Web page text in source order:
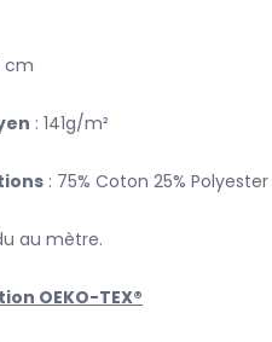
cm
: 141g/m²
: 75% Coton 25% Polyester
au mètre.
OEKO-TEX®